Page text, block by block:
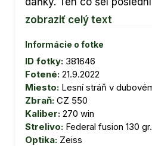
zobraziť celý text
Informácie o fotke
ID fotky: 381646
Fotené: 21.9.2022
Miesto: Lesní stráň v
Zbraň: CZ 550
Kaliber: 270 win
Strelivo: Federal fusion 130 gr.
Optika: Zeiss